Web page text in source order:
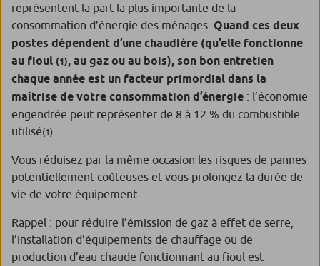
représentent la part la plus importante de la
consommation d’énergie des ménages. Quand ces deux
postes dépendent d’une chaudière (qu’elle fonctionne
au fioul (1), au gaz ou au bois), son bon entretien
chaque année est un facteur primordial dans la
maîtrise de votre consommation d’énergie : l’économie
engendrée peut représenter de 8 à 12 % du combustible
utilisé(1)
Vous réduisez par la même occasion les risques de pannes
potentiellement coûteuses et vous prolongez la durée de
vie de votre équipement.
Rappel : pour réduire l’émission de gaz à effet de serre,
l’installation d’équipements de chauffage ou de
production d’eau chaude fonctionnant au fioul est